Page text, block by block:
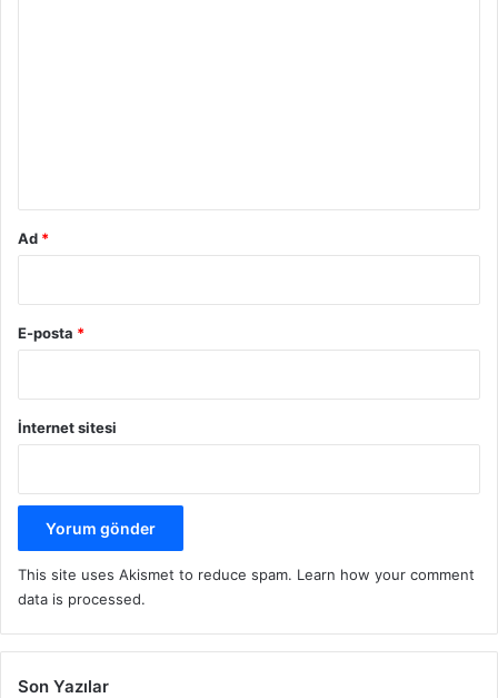
Ad *
E-posta *
İnternet sitesi
This site uses Akismet to reduce spam. Learn how your comment
data is processed.
Son Yazılar